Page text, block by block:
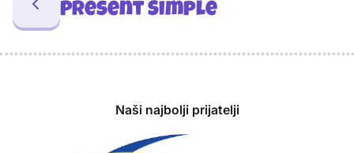
Present Simple
Naši najbolji prijatelji